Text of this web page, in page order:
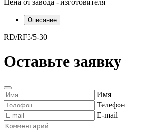
Оставьте заявку
Имя
Телефон